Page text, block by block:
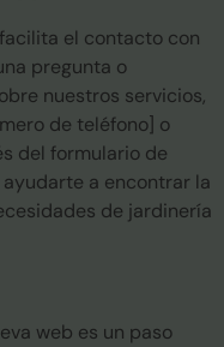
el contacto con
pregunta o
nuestros servicios,
de teléfono] o
del formulario de
a encontrar la
de jardinería
web es un paso